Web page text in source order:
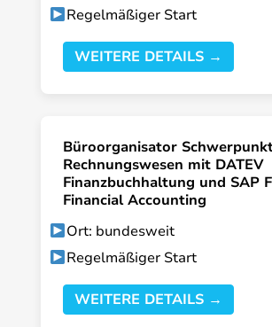
Regelmäßiger Start
WEITERE DETAILS →
Büroorganisator
Rechnungswesen mit DATEV
Finanzbuchhaltung und SAP
Financial Accounting
Ort: bundesweit
Regelmäßiger Start
WEITERE DETAILS →